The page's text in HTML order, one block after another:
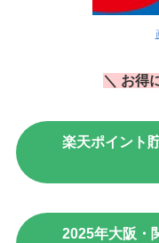
＼ お得
楽天ポイント
2025年大阪・